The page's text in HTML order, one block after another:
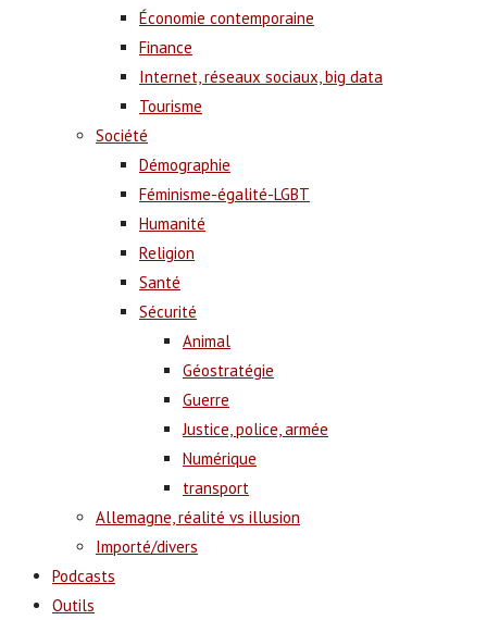
Économie contemporaine
Finance
Internet, réseaux sociaux, big data
Tourisme
Société
Démographie
Féminisme-égalité-LGBT
Humanité
Religion
Santé
Sécurité
Animal
Géostratégie
Guerre
Justice, police, armée
Numérique
transport
Allemagne, réalité vs illusion
Importé/divers
Podcasts
Outils